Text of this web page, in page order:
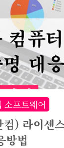
스도 동일하
을거라 생각됩
Q&A Q. 불법
까? A. 소프트
구매한 수량
. 정품 소프트
최종 사용자
시, 보유하고
소프트웨어
) 라이센
방법